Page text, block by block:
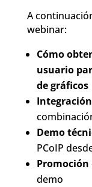
A
webinar:
Cómo
usuario
de gráficos
Integración
Demo
PCoIP
Promoción
demo